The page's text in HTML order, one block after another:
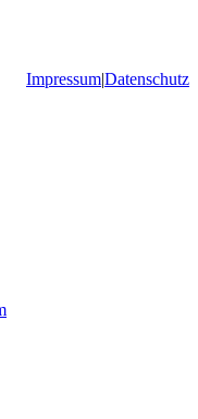
Impressum|Datenschutz